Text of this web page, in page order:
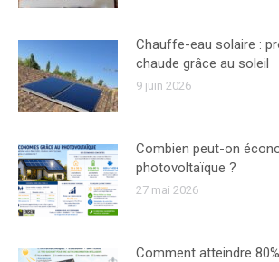
Chauffe-eau solaire :
chaude grâce au soleil
9 juin 2026
Combien peut-on
photovoltaïque ?
27 mai 2026
Comment atteindre 80%